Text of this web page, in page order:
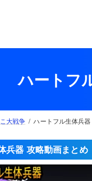
ハートフ
大戦争 ハートフル生体兵
兵器 攻略動画まとめ